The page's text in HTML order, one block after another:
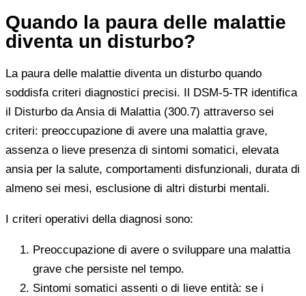
Quando la paura delle malattie
diventa un disturbo?
La paura delle malattie diventa un disturbo quando
soddisfa criteri diagnostici precisi. Il DSM-5-TR identifica
il Disturbo da Ansia di Malattia (300.7) attraverso sei
criteri: preoccupazione di avere una malattia grave,
assenza o lieve presenza di sintomi somatici, elevata
ansia per la salute, comportamenti disfunzionali, durata di
almeno sei mesi, esclusione di altri disturbi mentali.
I criteri operativi della diagnosi sono:
Preoccupazione di avere o sviluppare una malattia
grave che persiste nel tempo.
Sintomi somatici assenti o di lieve entità: se i